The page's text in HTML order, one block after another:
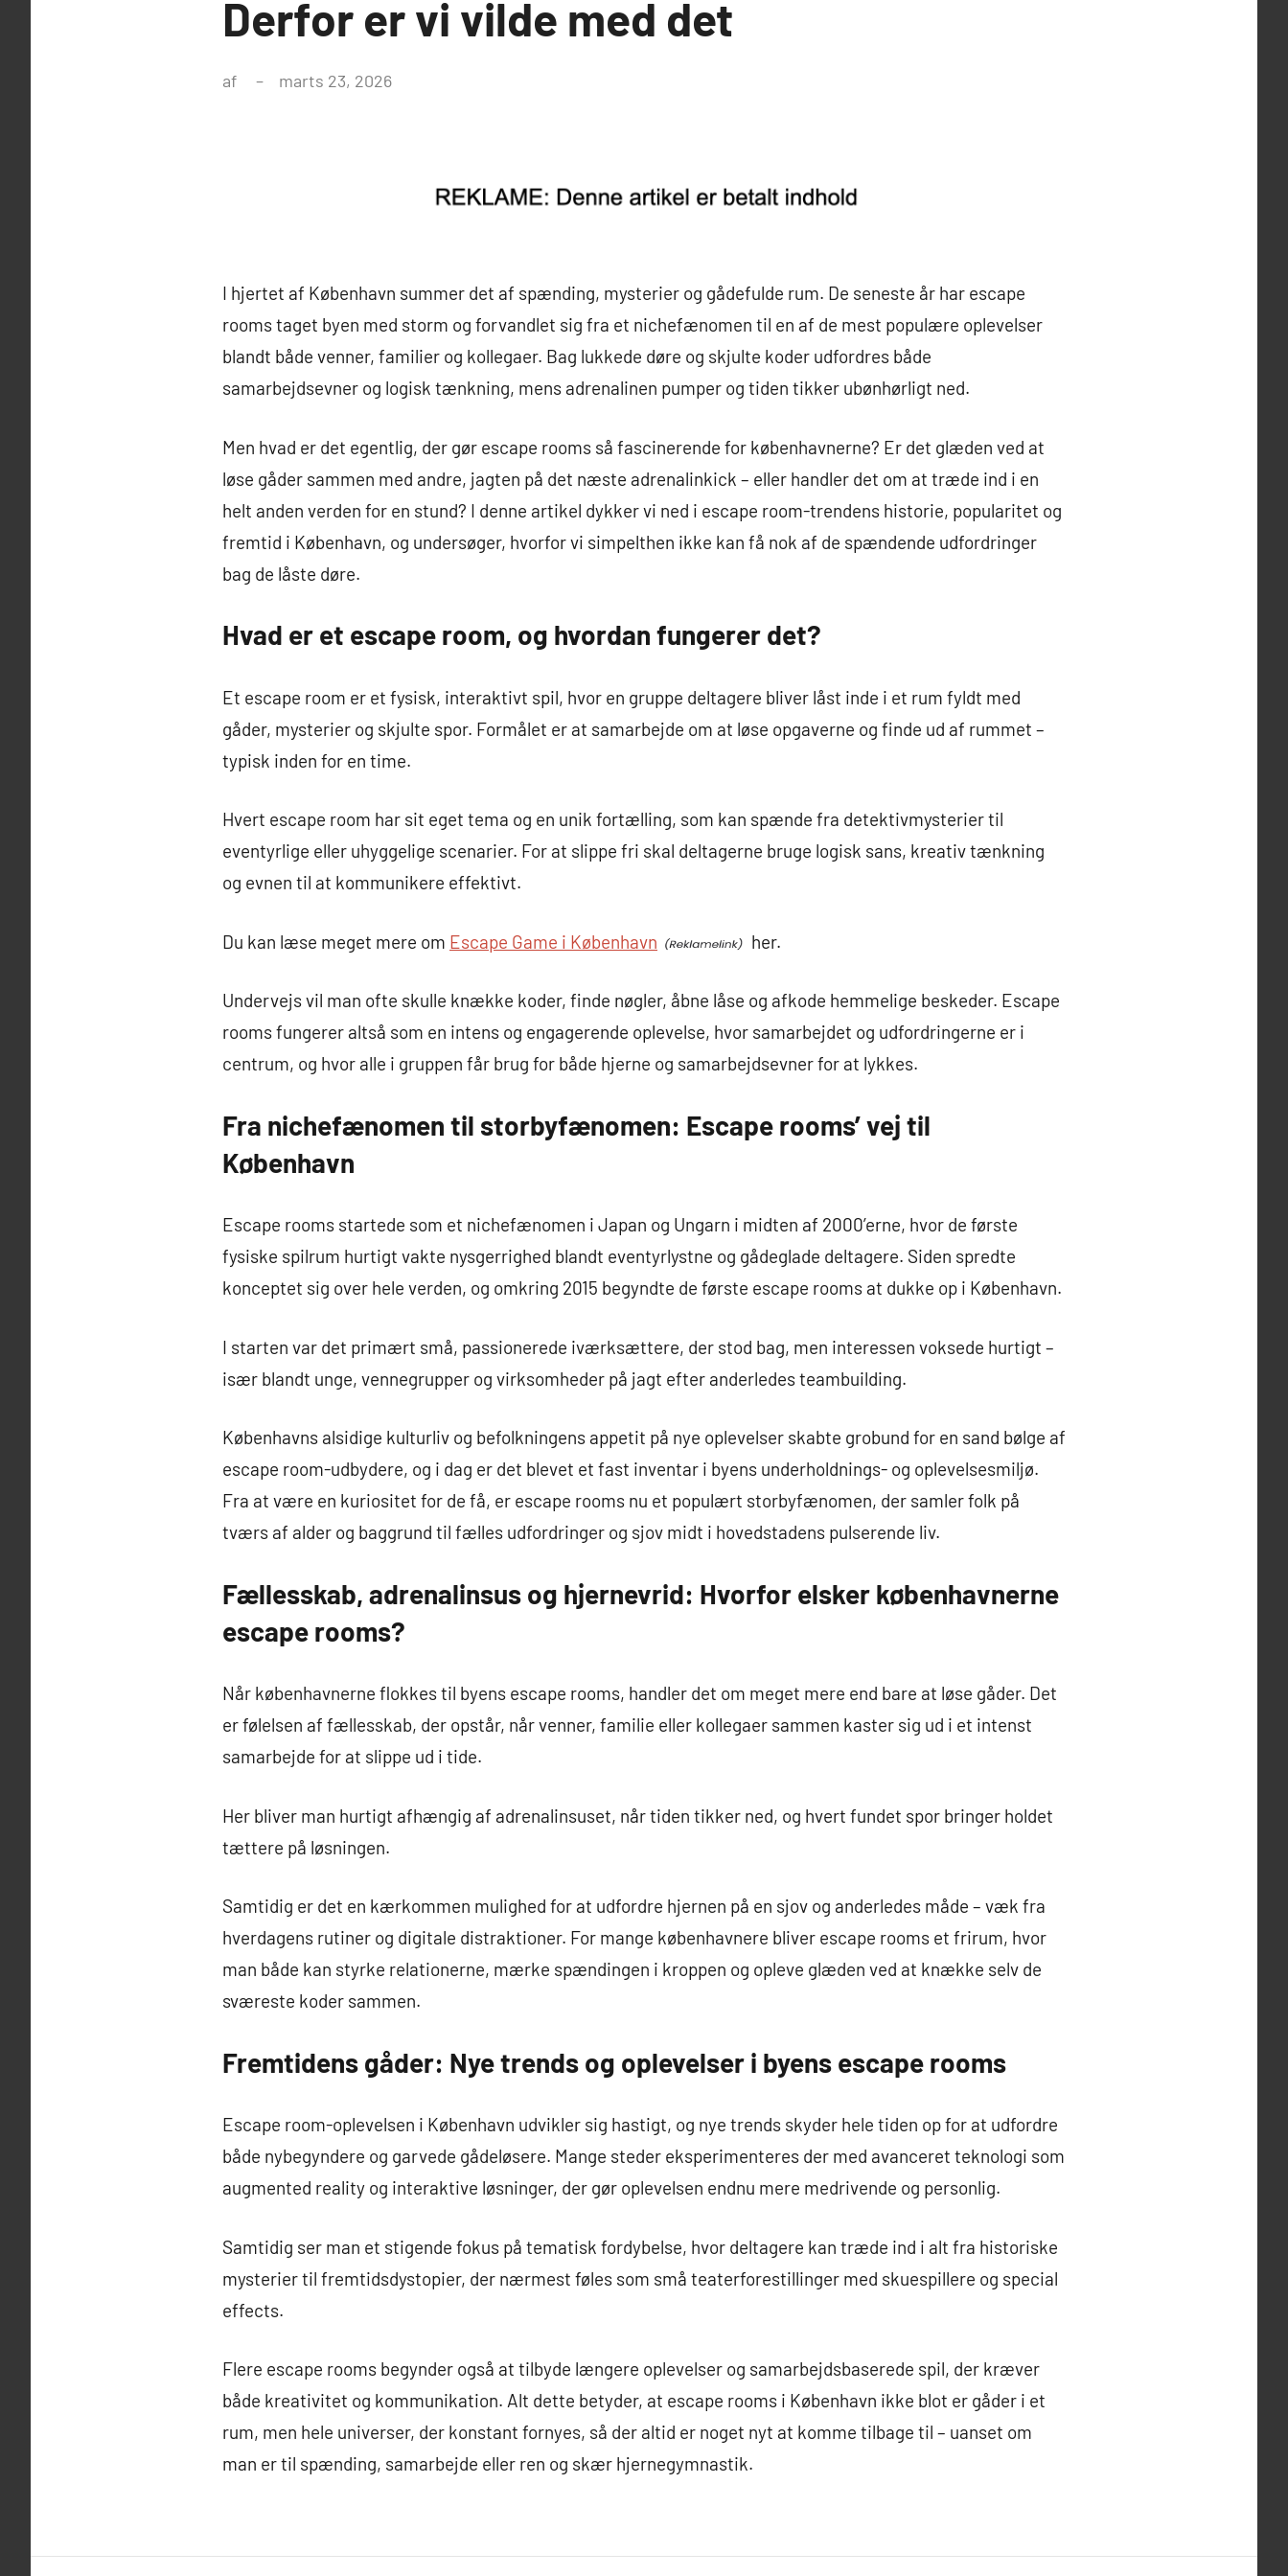
Derfor er vi vilde med det
af marts 23, 2026
I hjertet af København summer det af spænding, mysterier og gådefulde rum. De seneste år har escape
rooms taget byen med storm og forvandlet sig fra et nichefænomen til en af de mest populære oplevelser
blandt både venner, familier og kollegaer. Bag lukkede døre og skjulte koder udfordres både
samarbejdsevner og logisk tænkning, mens adrenalinen pumper og tiden tikker ubønhørligt ned.
Men hvad er det egentlig, der gør escape rooms så fascinerende for københavnerne? Er det glæden ved at
løse gåder sammen med andre, jagten på det næste adrenalinkick – eller handler det om at træde ind i en
helt anden verden for en stund? I denne artikel dykker vi ned i escape room-trendens historie, popularitet og
fremtid i København, og undersøger, hvorfor vi simpelthen ikke kan få nok af de spændende udfordringer
bag de låste døre.
Hvad er et escape room, og hvordan fungerer det?
Et escape room er et fysisk, interaktivt spil, hvor en gruppe deltagere bliver låst inde i et rum fyldt med
gåder, mysterier og skjulte spor. Formålet er at samarbejde om at løse opgaverne og finde ud af rummet –
typisk inden for en time.
Hvert escape room har sit eget tema og en unik fortælling, som kan spænde fra detektivmysterier til
eventyrlige eller uhyggelige scenarier. For at slippe fri skal deltagerne bruge logisk sans, kreativ tænkning
og evnen til at kommunikere effektivt.
Du kan læse meget mere om Escape Game i København her.
Undervejs vil man ofte skulle knække koder, finde nøgler, åbne låse og afkode hemmelige beskeder. Escape
rooms fungerer altså som en intens og engagerende oplevelse, hvor samarbejdet og udfordringerne er i
centrum, og hvor alle i gruppen får brug for både hjerne og samarbejdsevner for at lykkes.
Fra nichefænomen til storbyfænomen: Escape rooms’ vej til
København
Escape rooms startede som et nichefænomen i Japan og Ungarn i midten af 2000’erne, hvor de første
fysiske spilrum hurtigt vakte nysgerrighed blandt eventyrlystne og gådeglade deltagere. Siden spredte
konceptet sig over hele verden, og omkring 2015 begyndte de første escape rooms at dukke op i København.
I starten var det primært små, passionerede iværksættere, der stod bag, men interessen voksede hurtigt –
især blandt unge, vennegrupper og virksomheder på jagt efter anderledes teambuilding.
Københavns alsidige kulturliv og befolkningens appetit på nye oplevelser skabte grobund for en sand bølge af
escape room-udbydere, og i dag er det blevet et fast inventar i byens underholdnings- og oplevelsesmiljø.
Fra at være en kuriositet for de få, er escape rooms nu et populært storbyfænomen, der samler folk på
tværs af alder og baggrund til fælles udfordringer og sjov midt i hovedstadens pulserende liv.
Fællesskab, adrenalinsus og hjernevrid: Hvorfor elsker københavnerne
escape rooms?
Når københavnerne flokkes til byens escape rooms, handler det om meget mere end bare at løse gåder. Det
er følelsen af fællesskab, der opstår, når venner, familie eller kollegaer sammen kaster sig ud i et intenst
samarbejde for at slippe ud i tide.
Her bliver man hurtigt afhængig af adrenalinsuset, når tiden tikker ned, og hvert fundet spor bringer holdet
tættere på løsningen.
Samtidig er det en kærkommen mulighed for at udfordre hjernen på en sjov og anderledes måde – væk fra
hverdagens rutiner og digitale distraktioner. For mange københavnere bliver escape rooms et frirum, hvor
man både kan styrke relationerne, mærke spændingen i kroppen og opleve glæden ved at knække selv de
sværeste koder sammen.
Fremtidens gåder: Nye trends og oplevelser i byens escape rooms
Escape room-oplevelsen i København udvikler sig hastigt, og nye trends skyder hele tiden op for at udfordre
både nybegyndere og garvede gådeløsere. Mange steder eksperimenteres der med avanceret teknologi som
augmented reality og interaktive løsninger, der gør oplevelsen endnu mere medrivende og personlig.
Samtidig ser man et stigende fokus på tematisk fordybelse, hvor deltagere kan træde ind i alt fra historiske
mysterier til fremtidsdystopier, der nærmest føles som små teaterforestillinger med skuespillere og special
effects.
Flere escape rooms begynder også at tilbyde længere oplevelser og samarbejdsbaserede spil, der kræver
både kreativitet og kommunikation. Alt dette betyder, at escape rooms i København ikke blot er gåder i et
rum, men hele universer, der konstant fornyes, så der altid er noget nyt at komme tilbage til – uanset om
man er til spænding, samarbejde eller ren og skær hjernegymnastik.